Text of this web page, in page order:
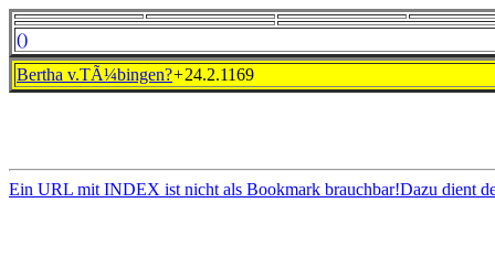
()
Bertha v.TÃ¼bingen?+24.2.1169
Ein URL mit INDEX ist nicht als Bookmark brauchbar!Dazu dient